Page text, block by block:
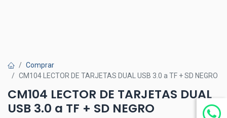
Comprar
CM104 LECTOR DE TARJETAS DUAL USB 3.0 a TF + SD NEGRO
CM104 LECTOR DE TARJETAS DUAL
USB 3.0 a TF + SD NEGRO